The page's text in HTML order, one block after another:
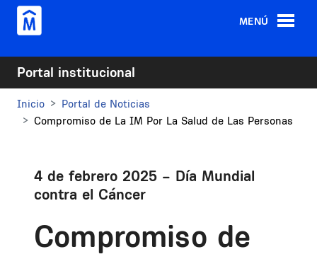
Pasar al contenido principal
MENÚ
Portal institucional
Inicio
Portal de Noticias
Compromiso de La IM Por La Salud de Las Personas
4 de febrero 2025 – Día Mundial
contra el Cáncer
Compromiso de